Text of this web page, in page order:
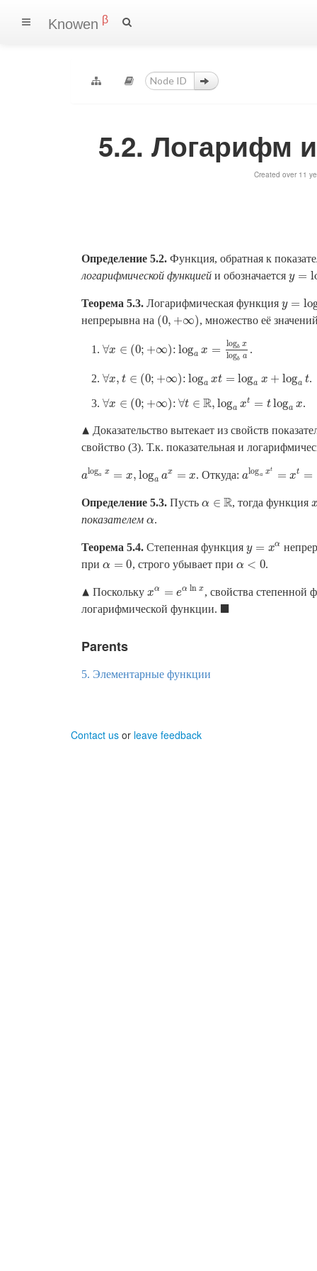
Knowen β
5.2. Логарифм
Created over 11
Определение 5.2. Функция, обратная к
логарифмической функцией и обозначается y =
y=log
Теорема 5.3. Логарифмическая функция y =
y=loga
непрерывна на (0, +∞)
(0,+∞) , множество её
∀x ∈ (0; +∞): loga x = logb x
logb a
∀x ∈( 0;+ ∞):loga x=logb xlogba .
∀x, t ∈ (0; +∞): loga xt = loga x + loga t
∀x, ∈(0 ;+∞):logaxt=logax +logat .
∀x ∈ (0; +∞): ∀t ∈ R, loga xt = tloga x
∀x ∈( 0;+ ∞):∀t∈R, logax =tlogax .
▲
▴ Доказательство вытекает из свойств
свойство (3). Т.к. показательная и
aloga x = x, loga ax = x
alogax =x logaax=x . Откуда:aloga xt = xt =
alogax =x t=( a
Определение 5.3. Пусть α ∈ R
α∈R , тогда функцияx
показателем α
α .
Теорема 5.4. Степенная функция y = xα
y=x α
при α = 0
α= 0 , строго убывает при α < 0
α<0 .
▲
▴ Посколькуxα = eα ln x
xα=eα lnx
, свойства степенной
логарифмической функции. ■
◼
Parents
5. Элементарные функции
Contact us or leave feedback